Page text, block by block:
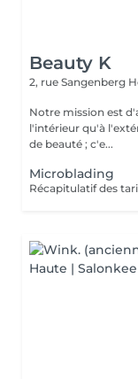
Beauty K
2, rue Sangenberg
Notre mission est
l'intérieur qu'à
de beauté ; c'e...
Microblading